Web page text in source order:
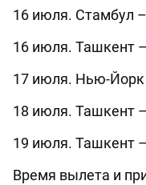
16 июля. Стамбул
16 июля. Ташкент
17 июля. Нью-
18 июля. Ташкент
19 июля. Ташкент
Время вылета и